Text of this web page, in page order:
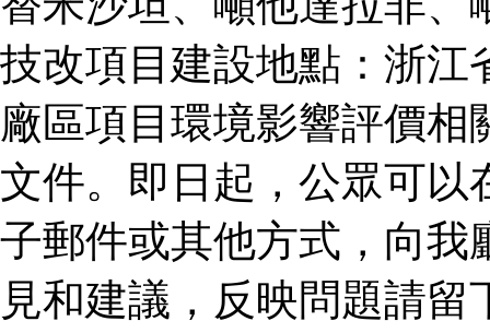
技改項目建設地點：浙江
廠區項目環境影響評價
文件。即日起，公眾可以
子郵件或其他方式，向我
見和建議，反映問題請